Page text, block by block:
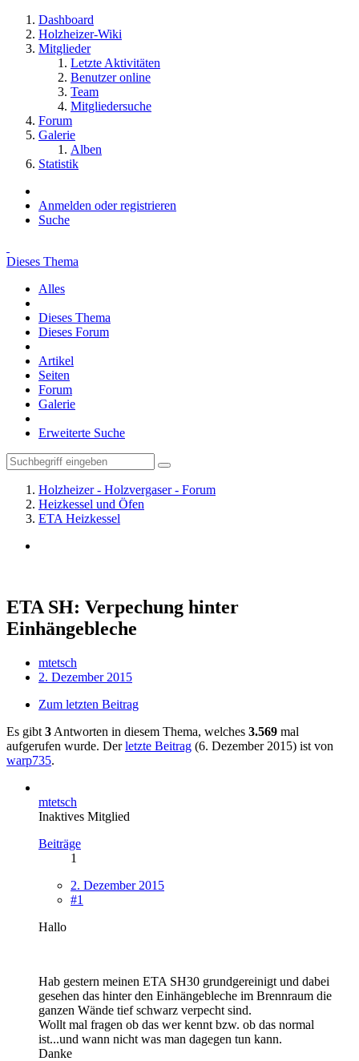
Dashboard
Holzheizer-Wiki
Mitglieder
Letzte Aktivitäten
Benutzer online
Team
Mitgliedersuche
Forum
Galerie
Alben
Statistik
Anmelden oder registrieren
Suche
Dieses Thema
Alles
Dieses Thema
Dieses Forum
Artikel
Seiten
Forum
Galerie
Erweiterte Suche
Holzheizer - Holzvergaser - Forum
Heizkessel und Öfen
ETA Heizkessel
ETA SH: Verpechung hinter
Einhängebleche
mtetsch
2. Dezember 2015
Zum letzten Beitrag
Es gibt 3 Antworten in diesem Thema, welches 3.569 mal
aufgerufen wurde. Derletzte Beitrag (6. Dezember 2015) ist von
warp735.
mtetsch
Inaktives Mitglied
Beiträge
1
2. Dezember 2015
#1
Hallo
Hab gestern meinen ETA SH30 grundgereinigt und dabei
gesehen das hinter den Einhängebleche im Brennraum die
ganzen Wände tief schwarz verpecht sind.
Wollt mal fragen ob das wer kennt bzw. ob das normal
ist...und wann nicht was man dagegen tun kann.
Danke